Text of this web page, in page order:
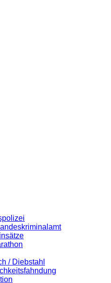
/ Diebstahl